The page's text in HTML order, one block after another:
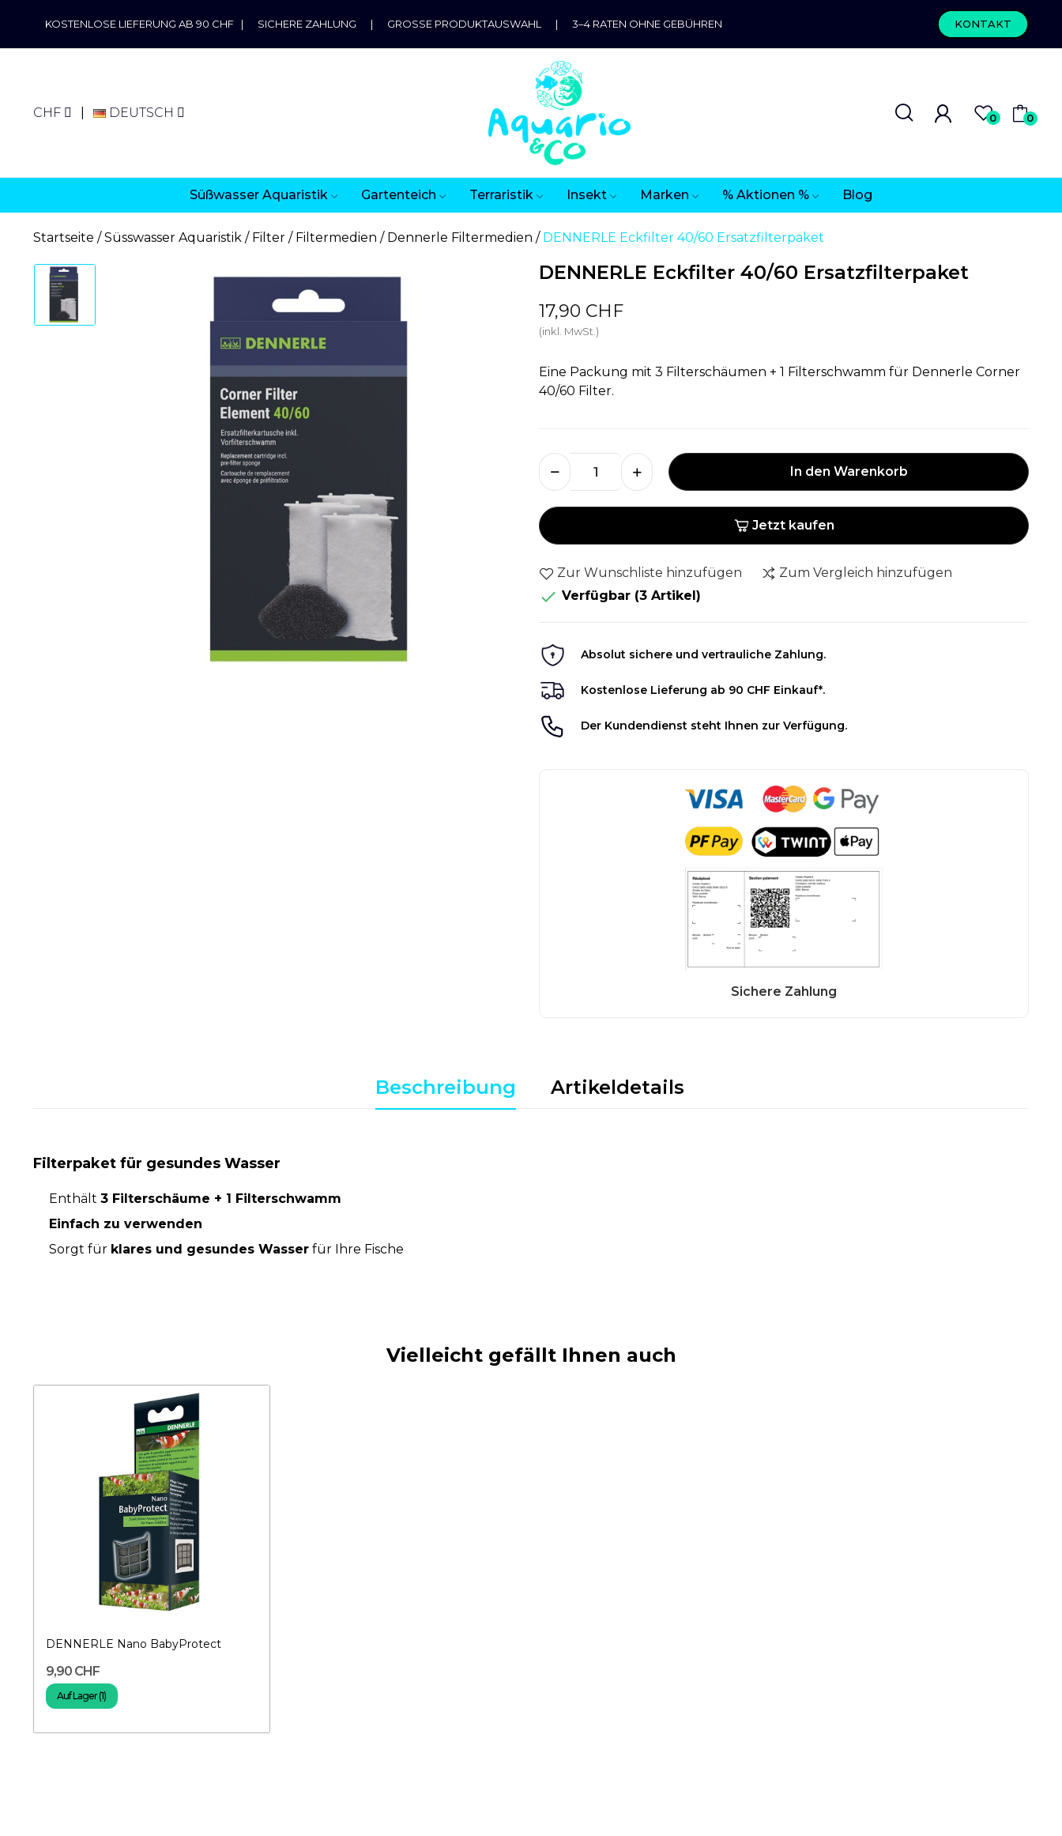
KOSTENLOSE LIEFERUNG AB 90 CHF | SICHERE ZAHLUNG | GROSSE PRODUKTAUSWAHL | 3–4 RATEN OHNE GEBÜHREN KONTAKT
CHF DEUTSCH 0 0
Süßwasser Aquaristik Gartenteich Terraristik Insekt Marken % Aktionen % Blog
Startseite Süsswasser Aquaristik Filter Filtermedien Dennerle Filtermedien DENNERLE Eckfilter 40/60 Ersatzfilterpaket
DENNERLE Eckfilter 40/60 Ersatzfilterpaket
17,90 CHF
(inkl. MwSt.)
Eine Packung mit 3 Filterschäumen + 1 Filterschwamm für Dennerle Corner
40/60 Filter.
In den Warenkorb
Jetzt kaufen
Zur Wunschliste hinzufügen Zum Vergleich hinzufügen
 Verfügbar (3 Artikel)
Absolut sichere und vertrauliche Zahlung.
Kostenlose Lieferung ab 90 CHF Einkauf*.
Der Kundendienst steht Ihnen zur Verfügung.
Beschreibung Artikeldetails
Filterpaket für gesundes Wasser
Enthält 3 Filterschäume + 1 Filterschwamm
Einfach zu verwenden
Sorgt für klares und gesundes Wasser für Ihre Fische
Vielleicht gefällt Ihnen auch
DENNERLE Nano BabyProtect
9,90 CHF
Auf Lager (1)